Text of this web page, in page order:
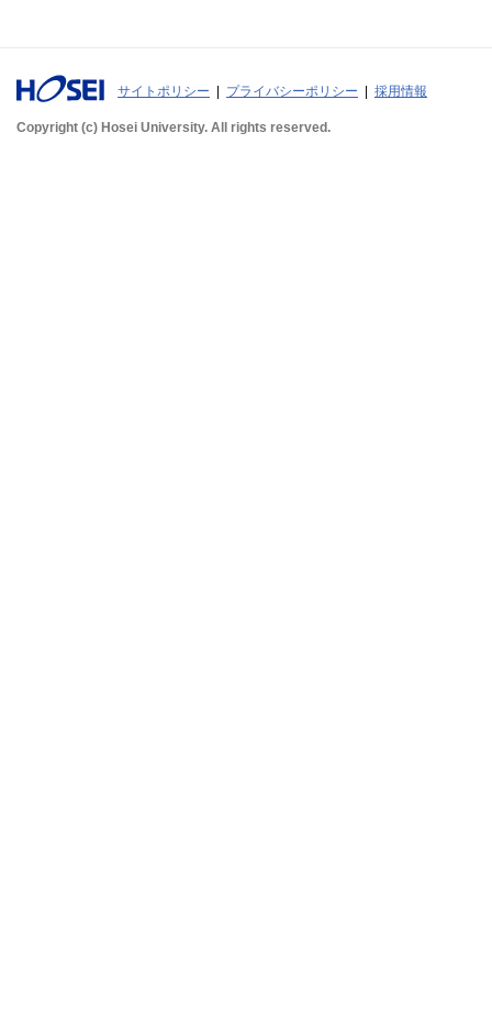
サイトポリシー プライバシーポリシー 採用情報
Copyright (c) Hosei University. All rights reserved.